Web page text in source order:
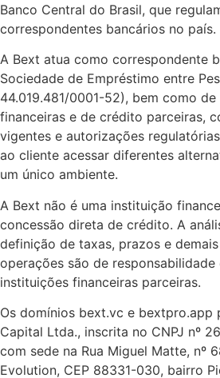
Banco Central do Brasil, que
correspondentes bancários no país.
A Bext atua como correspondente
Sociedade de Empréstimo entre
44.019.481/0001-52), bem como
financeiras e de crédito parceiras,
vigentes e autorizações
ao cliente acessar diferentes
um único ambiente.
A Bext não é uma instituição
concessão direta de crédito. A
definição de taxas, prazos e
operações são de responsabilidade
instituições financeiras parceiras.
Os domínios bext.vc e bextpro.app
Capital Ltda., inscrita no CNPJ nº
com sede na Rua Miguel Matte, nº
Evolution, CEP 88331-030, bairro